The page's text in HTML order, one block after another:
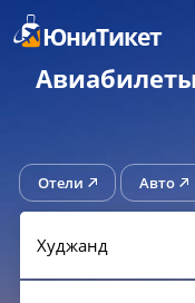
ЮниТикет
Отели Авто